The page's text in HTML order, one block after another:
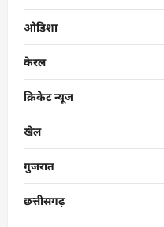
ओडिशा
केरल
क्रिकेट न्यूज
खेल
गुजरात
छत्तीसगढ़